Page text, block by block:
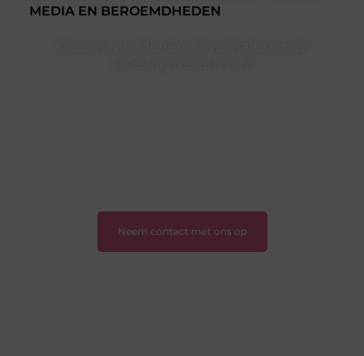
MEDIA EN BEROEMDHEDEN
Neem contact met ons op